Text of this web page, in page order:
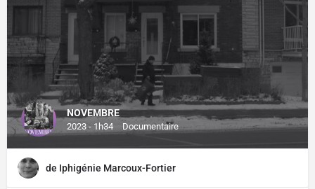
NOVEMBRE
2023 - 1h34 Documentaire
de Iphigénie Marcoux-Fortier